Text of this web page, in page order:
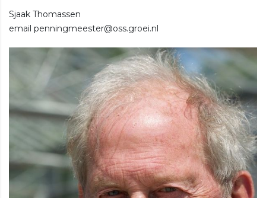
Sjaak Thomassen
email penningmeester@oss.groei.nl